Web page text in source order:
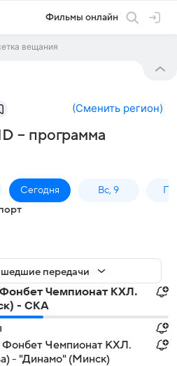
Фильмы онлайн
вещания
(Сменить регион)
– программа
Сегодня Вс, 9
передачи
Чемпионат КХЛ.
- СКА
Фонбет Чемпионат КХЛ.
- "Динамо" (Минск)